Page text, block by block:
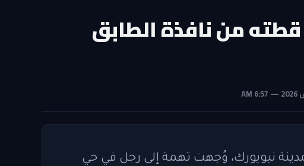
من نافذة الطابق
نيويورك، وُجهت تهمة إلى رجل في حي